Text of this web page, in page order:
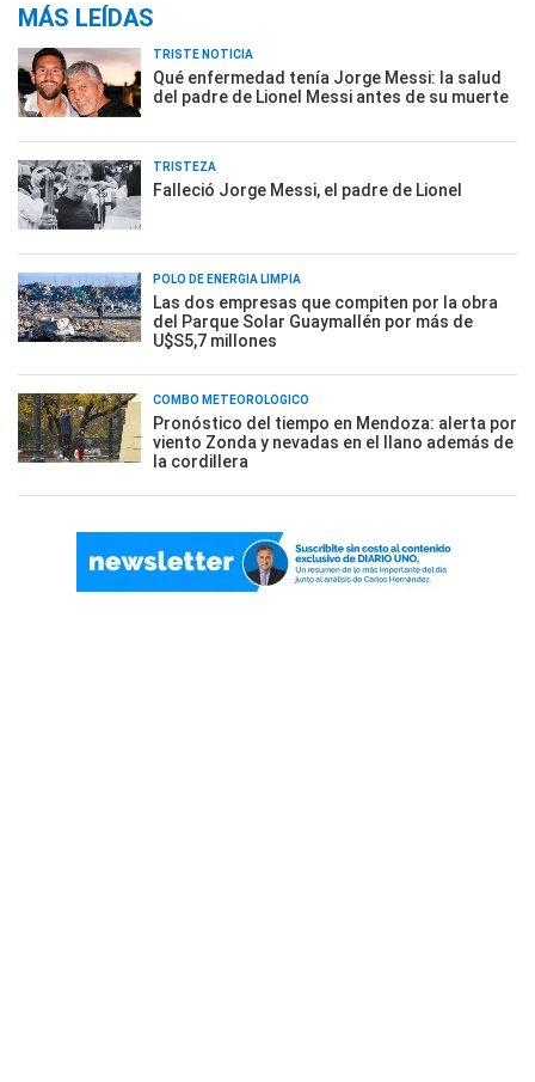
MÁS LEÍDAS
TRISTE NOTICIA
Qué enfermedad tenía Jorge Messi: la salud
del padre de Lionel Messi antes de su muerte
TRISTEZA
Falleció Jorge Messi, el padre de Lionel
POLO DE ENERGÍA LIMPIA
Las dos empresas que compiten por la obra
del Parque Solar Guaymallén por más de
U$S5,7 millones
COMBO METEOROLÓGICO
Pronóstico del tiempo en Mendoza: alerta por
viento Zonda y nevadas en el llano además de
la cordillera